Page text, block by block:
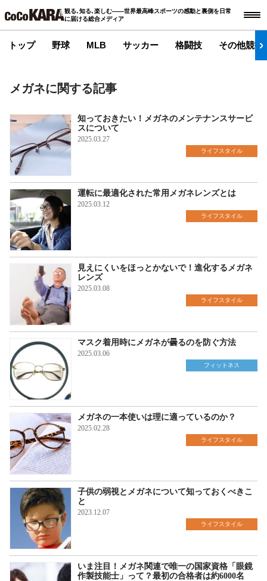
観る､知る､楽しむ――世界最高峰スポーツの感動と裏側を日常
に届ける総合メディア
トップ 野球 MLB サッカー 格闘技 その他競技
メガネに関する記事
知っておきたい！メガネのメンテナンスサービ
スについて
2025.03.27
ライフスタイル
運転に最適化された常用メガネレンズとは
2025.03.12
ライフスタイル
見えにくいをほっとかないで！進化するメガネ
レンズ
2025.03.08
ライフスタイル
マスク着用時にメガネが曇るのを防ぐ方法
2025.03.06
フィットネス
メガネの一本使いは理に適っているのか？
2025.02.28
ライフスタイル
子供の弱視とメガネについて知っておくべきこ
と
2023.12.07
ライフスタイル
いま注目！メガネ関連で唯一の国家資格「眼鏡
作製技能士」って？最初の合格者は約6000名